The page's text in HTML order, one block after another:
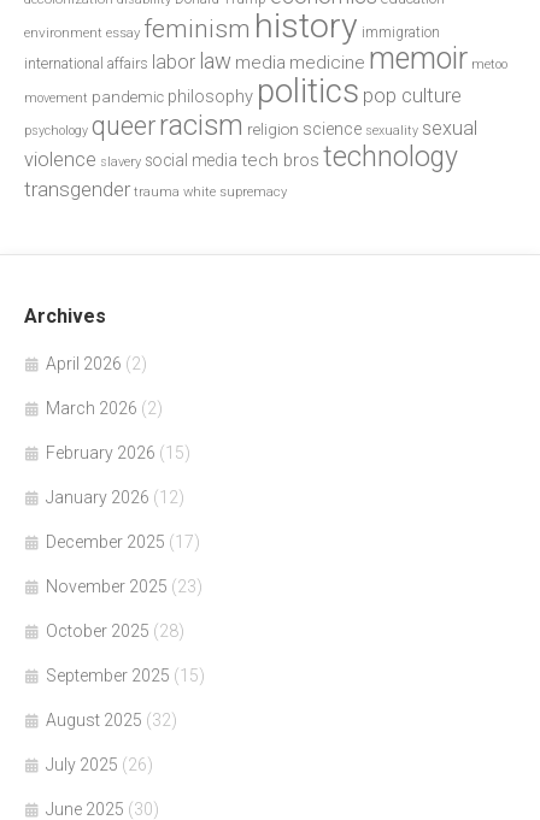
environment essay feminism history immigration
international affairs labor law media medicine memoir metoo
movement pandemic philosophy politics pop culture
psychology queerracism religion science sexuality sexual
violence slavery social media tech bros technology
transgender trauma white supremacy
Archives
April 2026 (2)
March 2026 (2)
February 2026 (15)
January 2026 (12)
December 2025 (17)
November 2025 (23)
October 2025 (28)
September 2025 (15)
August 2025 (32)
July 2025 (26)
June 2025 (30)